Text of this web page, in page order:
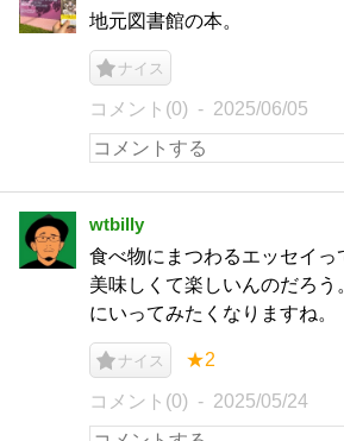
地元図書館の本。
ナイス
コメント(0) 2025/06/05
wtbilly
食べ物にまつわるエッセイっ
美味しくて楽しいんのだろ
にいってみたくなりますね。
ナイス ★2
コメント(0) 2025/05/24